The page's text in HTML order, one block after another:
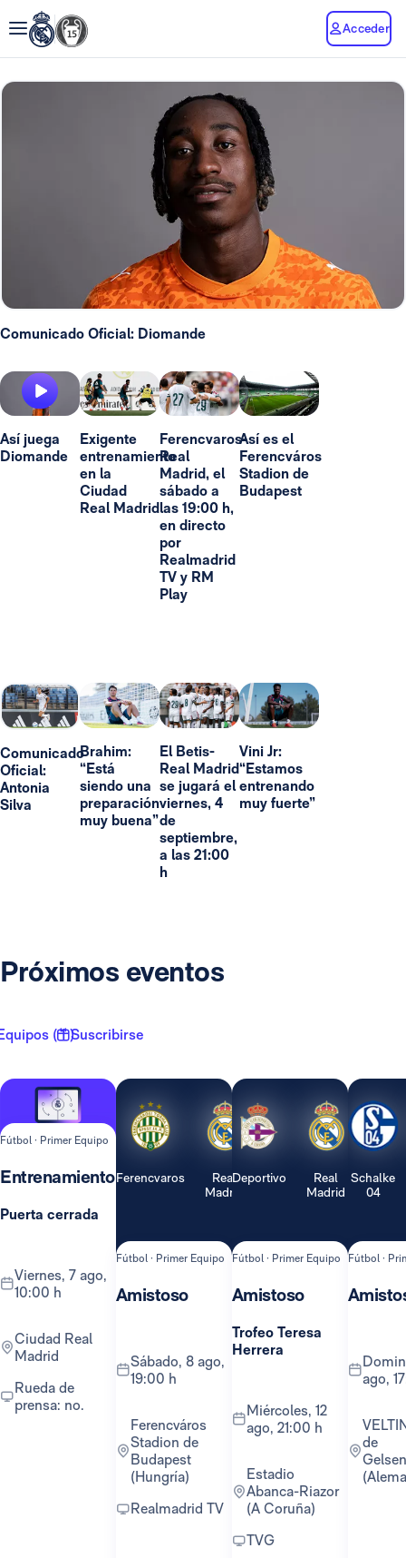
Acceder
Comunicado Oficial: Diomande
Así juega
Diomande
Exigente
entrenamiento
en la
Ciudad
Real Madrid
Ferencvaros-
Real
Madrid, el
sábado a
las 19:00 h,
en directo
por
Realmadrid
TV y RM
Play
Así es el
Ferencváros
Stadion de
Budapest
Comunicado
Oficial:
Antonia
Silva
Brahim:
“Está
siendo una
preparación
muy buena”
El Betis-
Real Madrid
se jugará el
viernes, 4
de
septiembre,
a las 21:00
h
Vini Jr:
“Estamos
entrenando
muy fuerte”
Próximos eventos
( 1 )Suscribirse
Fútbol · Primer Equipo
Entrenamiento
Puerta cerrada
viernes, 7 ago,
10:00 h
Ciudad Real
Madrid
Rueda de
prensa: no.
Ferencvaros
Real
Madrid
Fútbol · Primer Equipo
Amistoso
sábado, 8 ago,
19:00 h
Ferencváros
Stadion de
Budapest
(Hungría)
Realmadrid TV
Deportivo
Real
Madrid
Fútbol · Primer Equipo
Amistoso
Trofeo Teresa
Herrera
miércoles, 12
ago, 21:00 h
Estadio
Abanca-Riazor
(A Coruña)
TVG
Schalke
04
Fútbol ·
domingo, 16
ago,
VELTINS-Arena
de